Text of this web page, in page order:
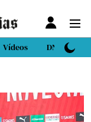
Vídeos DN Sport